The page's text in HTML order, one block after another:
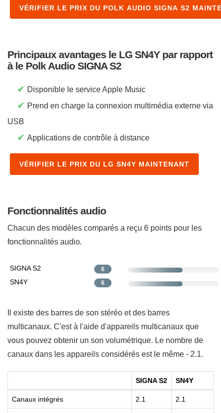
VÉRIFIER LE PRIX DU POLK AUDIO SIGNA S2
Principaux avantages le LG SN4Y par rapport
à le Polk Audio SIGNA S2
✔ Disponible le service Apple Music
✔ Prend en charge la connexion multimédia externe via
USB
✔ Applications de contrôle à distance
VÉRIFIER LE PRIX DU LG SN4Y MAINTENANT
Fonctionnalités audio
Chacun des modèles comparés a reçu 6 points pour les
fonctionnalités audio.
SIGNA S2 6
SN4Y 6
Il existe des barres de son stéréo et des barres
multicanaux. C'est à l'aide d'appareils multicanaux que
vous pouvez obtenir un son volumétrique. Le nombre de
canaux dans les appareils considérés est le même - 2.1.
SIGNA S2 SN4Y
Canaux intégrés 2.1 2.1